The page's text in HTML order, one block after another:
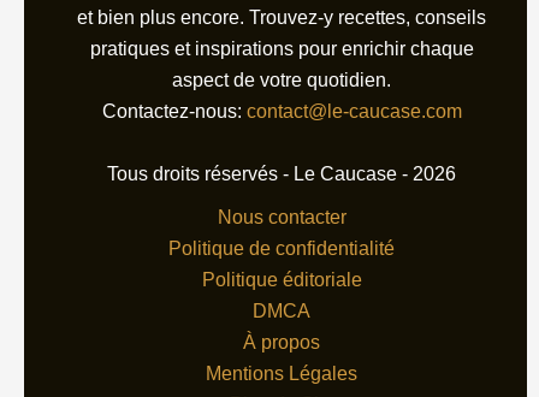
et bien plus encore. Trouvez-y recettes, conseils
pratiques et inspirations pour enrichir chaque
aspect de votre quotidien.
Contactez-nous: contact@le-caucase.com
Tous droits réservés - Le Caucase - 2026
Nous contacter
Politique de confidentialité
Politique éditoriale
DMCA
À propos
Mentions Légales